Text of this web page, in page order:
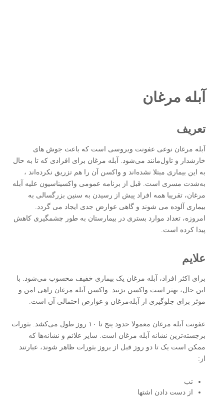
آبله‌ مرغان
تعریف
آبله‌ مرغان نوعی عفونت ویروسی است که باعث جوش های
خارشدار و تاول‌مانند می‌شود. آبله‌ مرغان برای افرادی که تا به حال
به این بیماری مبتلا نشده‌اند و واکسن آن را هم تزریق نکرده‌اند ،
به‌شدت مسری است. قبل از برنامه عمومی واکسیناسیون علیه آبله‌
مرغان، تقریبا همه افراد پیش از رسیدن به سنین بزرگسالی به
بیماری آلوده می شوند و گاهی عوارض جدی ایجاد می گردد.
امروزه، تعداد موارد بستری در بیمارستان به طور چشمگیری کاهش
پیدا کرده است.
علایم
برای اکثر افراد، آبله‌ مرغان یک بیماری خفیف محسوب می‌شود. با
این حال، بهتر است واکسن بزنید. واکسن آبله‌ مرغان راهی امن و
موثر برای جلوگیری از آبله‌مرغان و عوارض احتمالی آن است.
عفونت آبله‌ مرغان معمولا حدود پنج تا ۱۰ روز طول می‌کشد. بثورات
برجسته‌ترین نشانه آبله‌ مرغان است. سایر علائم و نشانه‌ها که
ممکن است یک تا دو روز قبل از بروز بثورات ظاهر شوند، عبارتند
از:
تب
از دست دادن اشتها